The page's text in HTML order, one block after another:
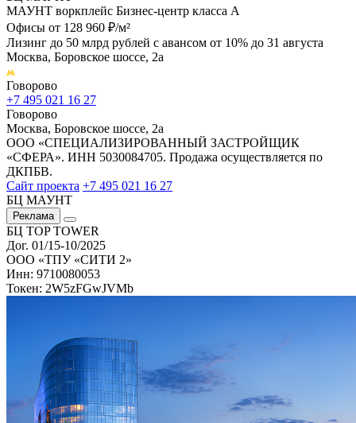
МАУНТ воркплейс Бизнес-центр класса А
Офисы от 128 960 ₽/м²
Лизинг до 50 млрд рублей с авансом от 10% до 31 августа
Москва, Боровское шоссе, 2а
Говорово
+7 495 021 16 27
Говорово
Москва, Боровское шоссе, 2а
ООО «СПЕЦИАЛИЗИРОВАННЫЙ ЗАСТРОЙЩИК
«СФЕРА». ИНН 5030084705. Продажа осуществляется по
ДКПБВ.
Сайт проекта +7 495 021 16 27
БЦ МАУНТ
Реклама
БЦ TOP TOWER
Дог. 01/15-10/2025
ООО «ТПУ «СИТИ 2»
Инн: 9710080053
Токен: 2W5zFGwJVMb